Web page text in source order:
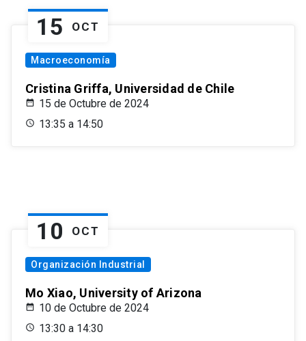
15 OCT
Macroeconomía
Cristina Griffa, Universidad de Chile
15 de Octubre de 2024
13:35 a 14:50
10 OCT
Organización Industrial
Mo Xiao, University of Arizona
10 de Octubre de 2024
13:30 a 14:30